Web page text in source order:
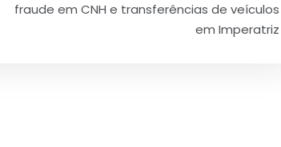
fraude em CNH e transferências de veículos
em Imperatriz